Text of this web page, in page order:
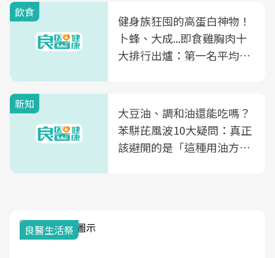
飲食
健身族狂囤的高蛋白神物！
卜蜂、大成...即食雞胸肉十
大排行出爐：第一名平均一
新知
大豆油、調和油還能吃嗎？
苯駢芘風波10大疑問：真正
該避開的是「這種用油方
良醫生活祭